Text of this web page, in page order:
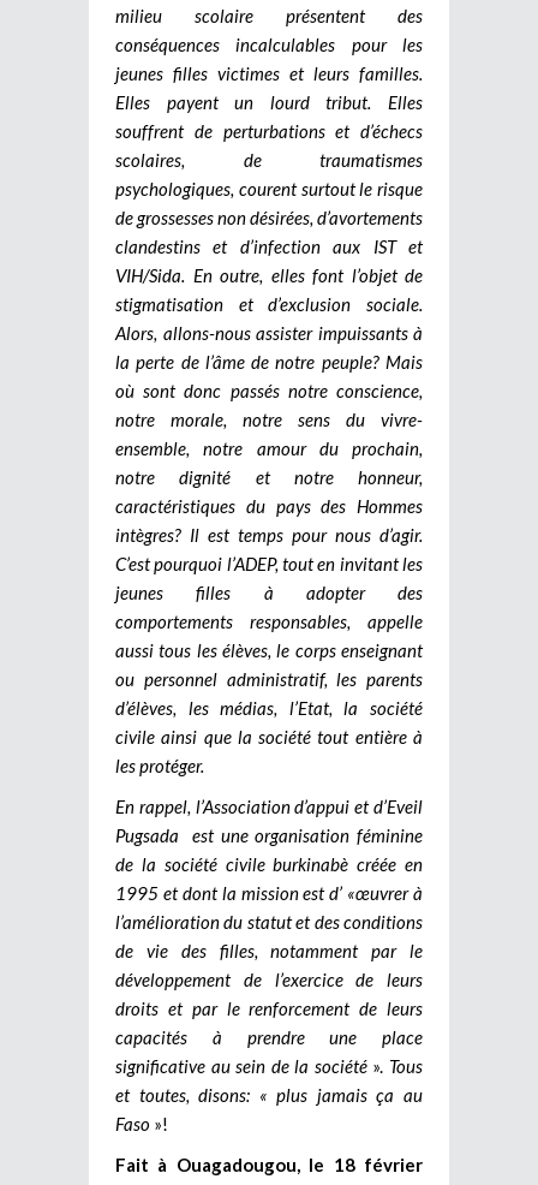
milieu scolaire présentent des
conséquences incalculables pour les
jeunes filles victimes et leurs familles.
Elles payent un lourd tribut. Elles
souffrent de perturbations et d’échecs
scolaires, de traumatismes
psychologiques, courent surtout le risque
de grossesses non désirées, d’avortements
clandestins et d’infection aux IST et
VIH/Sida. En outre, elles font l’objet de
stigmatisation et d’exclusion sociale.
Alors, allons-nous assister impuissants à
la perte de l’âme de notre peuple? Mais
où sont donc passés notre conscience,
notre morale, notre sens du vivre-
ensemble, notre amour du prochain,
notre dignité et notre honneur,
caractéristiques du pays des Hommes
intègres? Il est temps pour nous d’agir.
C’est pourquoi l’ADEP, tout en invitant les
jeunes filles à adopter des
comportements responsables, appelle
aussi tous les élèves, le corps enseignant
ou personnel administratif, les parents
d’élèves, les médias, l’Etat, la société
civile ainsi que la société tout entière à
les protéger.
En rappel, l’Association d’appui et d’Eveil
Pugsada est une organisation féminine
de la société civile burkinabè créée en
1995 et dont la mission est d’ «œuvrer à
l’amélioration du statut et des conditions
de vie des filles, notamment par le
développement de l’exercice de leurs
droits et par le renforcement de leurs
capacités à prendre une place
significative au sein de la société». Tous
et toutes, disons: « plus jamais ça au
Faso »!
Fait à Ouagadougou, le 18 février